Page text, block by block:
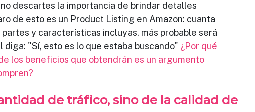
descartes la importancia de brindar detalles
de esto es un Product Listing en Amazon: cuanta
y características incluyas, más probable será
"Sí, esto es lo que estaba buscando" ¿Por qué
los beneficios que obtendrán es un argumento
de tráfico, sino de la calidad de